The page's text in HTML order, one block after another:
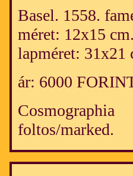
Basel. 1558.
méret: 12x15
lapméret: 31x21
ár: 6000
Cosmographia
foltos/marked.